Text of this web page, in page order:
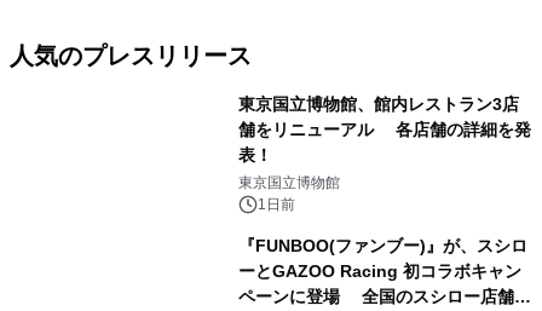
人気のプレスリリース
東京国立博物館、館内レストラン3店
舗をリニューアル 各店舗の詳細を発
表！
東京国立博物館
1日前
『FUNBOO(ファンブー)』が、スシロ
ーとGAZOO Racing 初コラボキャン
ペーンに登場 全国のスシロー店舗で